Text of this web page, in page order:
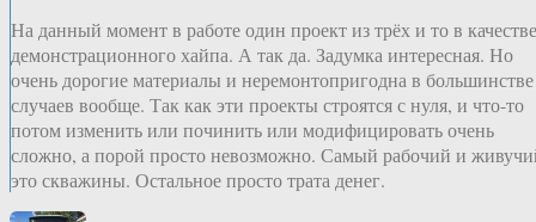
На данный момент в работе один проект из трёх и то в качестве
демонстрационного хайпа. А так да. Задумка интересная. Но
очень дорогие материалы и неремонтопригодна в большинстве
случаев вообще. Так как эти проекты строятся с нуля, и что-то
потом изменить или починить или модифицировать очень
сложно, а порой просто невозможно. Самый рабочий и
это скважины. Остальное просто трата денег.